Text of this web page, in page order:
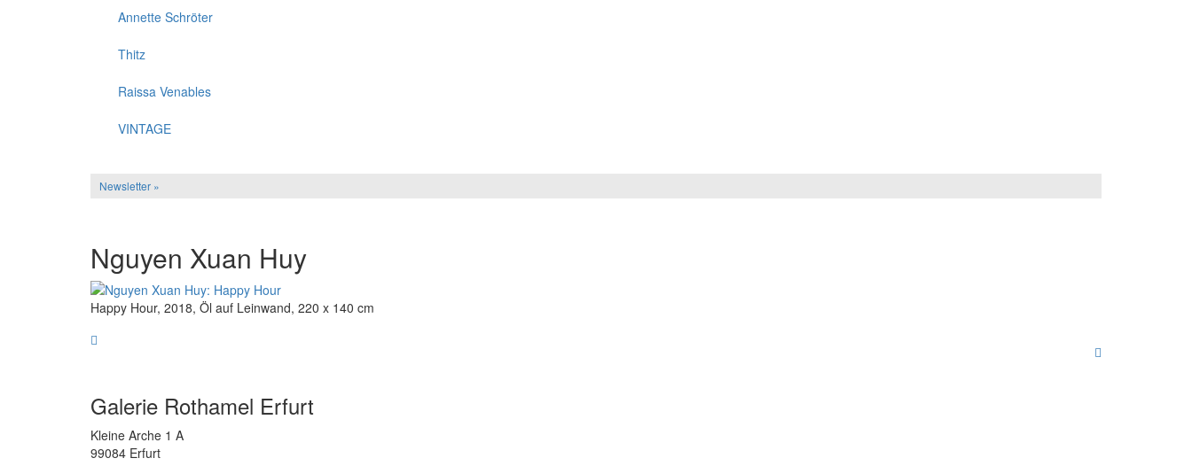
Annette Schröter
Thitz
Raissa Venables
VINTAGE
Newsletter »
Nguyen Xuan Huy
Happy Hour, 2018, Öl auf Leinwand, 220 x 140 cm
Galerie Rothamel Erfurt
Kleine Arche 1 A
99084 Erfurt